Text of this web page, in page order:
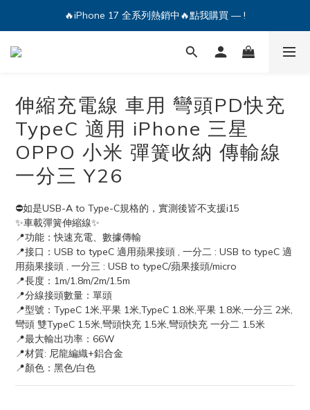
🔥iPhone 17 全系列熱銷中🔥點我購買 — !
💕加入Q哥 Line 新好友領優惠券！🎫
🔥iPhone 17 全系列熱銷中🔥點我購買 — !
伸縮充電線 車用 彎頭PD快充
TypeC 適用 iPhone 三星
OPPO 小米 彈簧收納 傳輸線
一分三 Y26
⛔️如是USB-A to Type-C規格的，實測後皆不支援i15
✨車載彈簧伸縮線✨
📍功能：快速充電、數據傳輸
📍接口：USB to typeC 適用蘋果接頭 , 一分二 : USB to typeC 適
用蘋果接頭 , 一分三 : USB to typeC/蘋果接頭/micro
📍長度：1m/1.8m/2m/1.5m
📍分線接頭數量：單頭
📍型號：TypeC 1米,平果 1米,TypeC 1.8米,平果 1.8米,一分三 2米,
彎頭 雙TypeC 1.5米,彎頭快充 1.5米,彎頭快充 一分二 1.5米
📍最大輸出功率：66W
📍材質: 尼龍編織+鋁合金
📍顏色：黑色/白色